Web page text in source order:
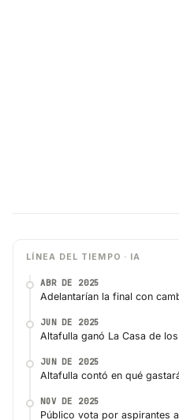
LÍNEA DEL TIEMPO · IA
ABR DE 2025
Adelantarían la final con
JUN DE 2025
Altafulla ganó La Casa de
JUN DE 2025
Altafulla contó en qué
NOV DE 2025
Público vota por aspirantes